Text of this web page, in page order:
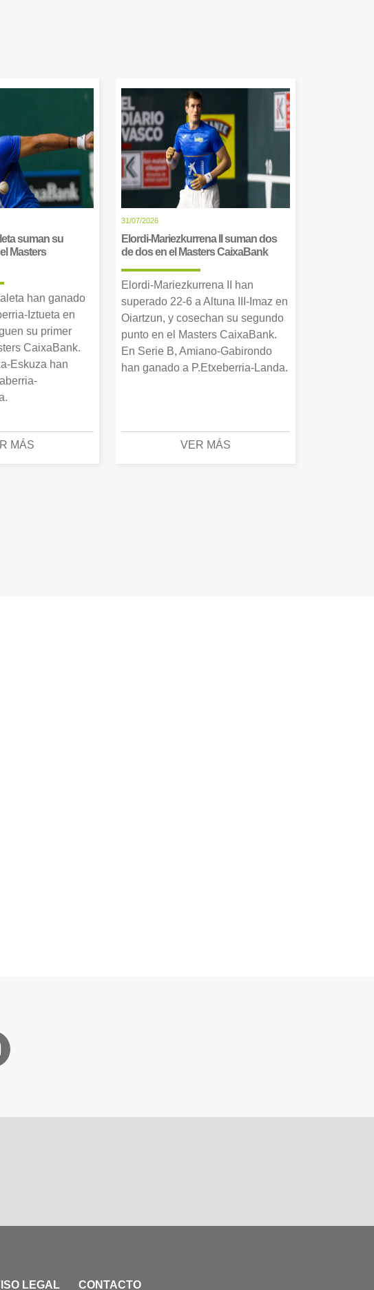
suman su
Masters
han ganado
Iztueta en
su primer
CaixaBank.
Eskuza han
MÁS
31/07/2026
Elordi-Mariezkurrena II suman dos
de dos en el Masters CaixaBank
Elordi-Mariezkurrena II han
superado 22-6 a Altuna III-Imaz en
Oiartzun, y cosechan su segundo
punto en el Masters CaixaBank.
En Serie B, Amiano-Gabirondo
han ganado a P.Etxeberria-Landa.
VER MÁS
LEGAL CONTACTO